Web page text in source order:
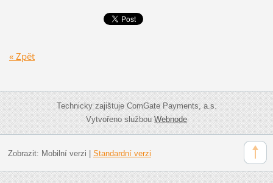
« Zpět
Technicky zajištuje ComGate Payments, a.s.
Vytvořeno službouWebnode
Zobrazit: Mobilní verzi Standardní verzi